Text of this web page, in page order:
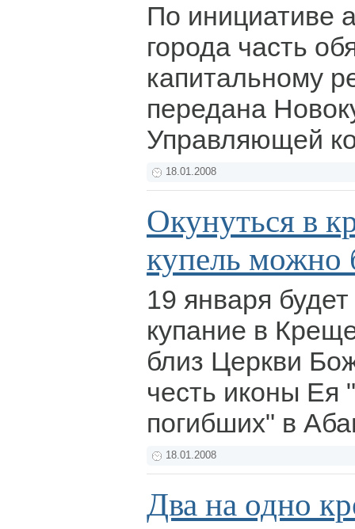
По инициативе
города часть
капитальному
передана
Управляющей
18.01.2008
Окунуться в
купель можно
19 января
купание в
близ Церкви
честь иконы Ея
погибших" в
18.01.2008
Два на одно